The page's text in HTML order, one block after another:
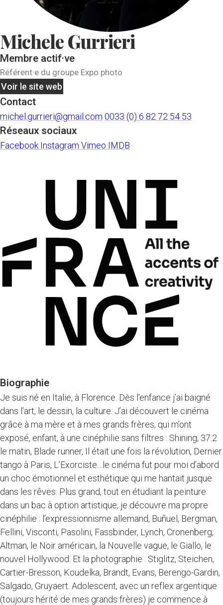
Michele Gurrieri
Membre actif·ve
Référent·e du groupe Expo photo
Voir le site web
Contact
michel.gurrieri@gmail.com 0033 (0) 6 82 72 54 53
Réseaux sociaux
Facebook Instagram Vimeo IMDB
Biographie
Je suis né en Italie, à Florence. Dès l’enfance j’ai baigné
dans l’art, le dessin, la culture. J’ai découvert le cinéma
grâce à ma mère et à mes grands frères, qui m’ont
exposé, enfant, à une cinéphilie sans filtres : Shining, 37.2
le matin, Blade runner, Il était une fois la révolution, Dernier
tango à Paris, L’Exorciste…le cinéma fut pour moi d’abord
un choc émotionnel et esthétique qui me hantait jusque
dans les rêves. Plus grand, tout en étudiant la peinture
dans un bac à option artistique, je découvre ma propre
cinéphilie : l’expressionnisme allemand, Buñuel, Bergman,
Fellini, Visconti, Pasolini, Fassbinder, Lynch, Cronenberg,
Altman, le Noir américain, la Nouvelle vague, le Giallo, le
nouvel Hollywood. Et la photographie : Stiglitz, Steichen,
Cartier-Bresson, Koudelka, Brandt, Evans, Berengo-Gardin,
Salgado, Gruyaert. Adolescent, avec un reflex argentique
(toujours hérité de mes grands frères) je commence à